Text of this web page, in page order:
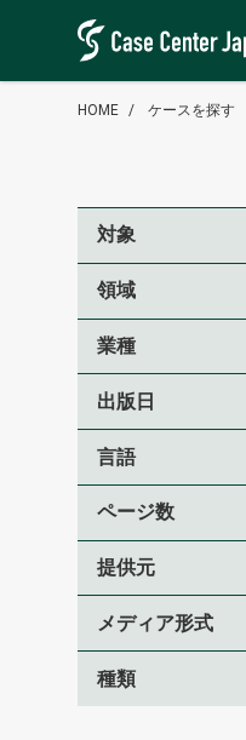
HOME ケースを探す
対象
領域
業種
出版日
言語
ページ数
提供元
メディア形式
種類